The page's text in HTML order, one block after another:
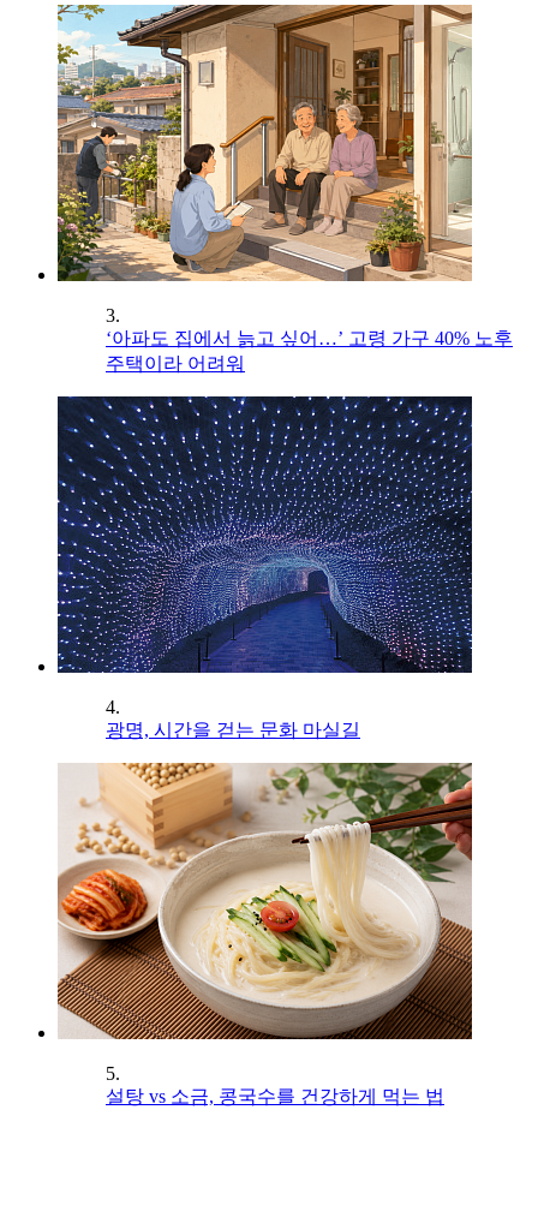
3.
‘아파도 집에서 늙고 싶어…’ 고령 가구 40% 노후
주택이라 어려워
4.
광명, 시간을 걷는 문화 마실길
5.
설탕 vs 소금, 콩국수를 건강하게 먹는 법